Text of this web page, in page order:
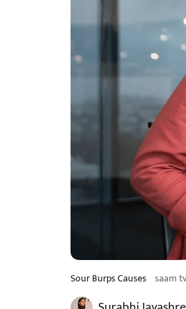
Sour Burps Causes saam tv